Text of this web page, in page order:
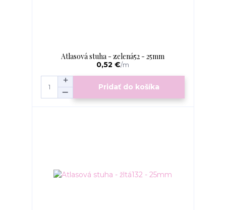
Atlasová stuha - zelená52 - 25mm
0,52 €/m
Pridať do košíka